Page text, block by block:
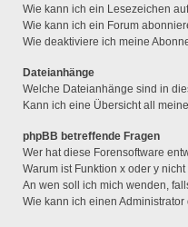
Wie kann ich ein Lesezeichen
Wie kann ich ein Forum
Wie deaktiviere ich meine
Dateianhänge
Welche Dateianhänge sind in
Kann ich eine Übersicht all
phpBB betreffende Fragen
Wer hat diese Forensoftware
Warum ist Funktion x oder y
An wen soll ich mich wenden,
Wie kann ich einen